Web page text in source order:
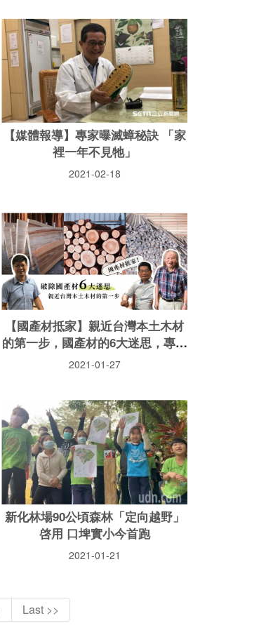
【媒體報導】專家曝滅蟑秘訣 「家
裡一年不見牠」
2021-02-18
【國產材抵家】親近台灣本土木材
的第一步，國產材的6大迷思，專家
帶你一一破解！
2021-01-27
新化林場90公頃森林「定向越野」
啓用 口埤實小今首跑
2021-01-21
Last >>